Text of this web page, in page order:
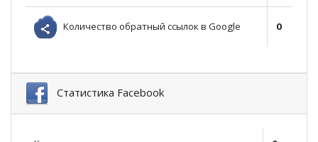
Количество обратный ссылок в Google 0
Статистика Facebook